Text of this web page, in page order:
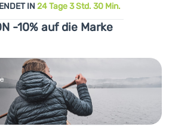
IN 24 Tage 3 Std. 30 Min.
-10% auf die Marke